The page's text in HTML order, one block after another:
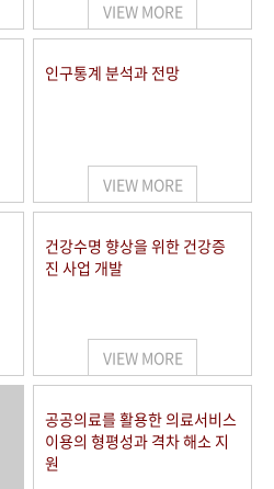
VIEW MORE
인구통계 분석과 전망
VIEW MORE
건강수명 향상을 위한 건강증
진 사업 개발
VIEW MORE
공공의료를 활용한 의료서비스
이용의 형평성과 격차 해소 지
원